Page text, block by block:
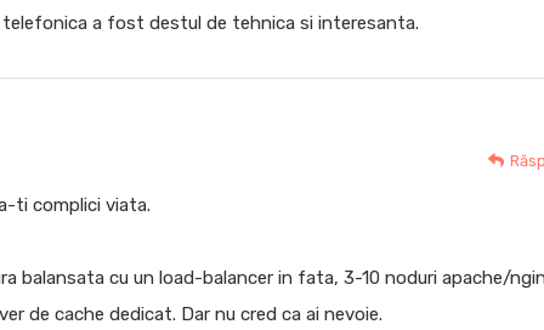
a fost destul de tehnica si interesanta.
ti complici viata.
balansata cu un load-balancer in fata, 3-10 noduri apache/
de cache dedicat. Dar nu cred ca ai nevoie.